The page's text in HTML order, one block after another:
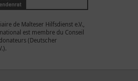
de Malteser Hilfsdienst e.V.,
est membre du Conseil
(Deutscher